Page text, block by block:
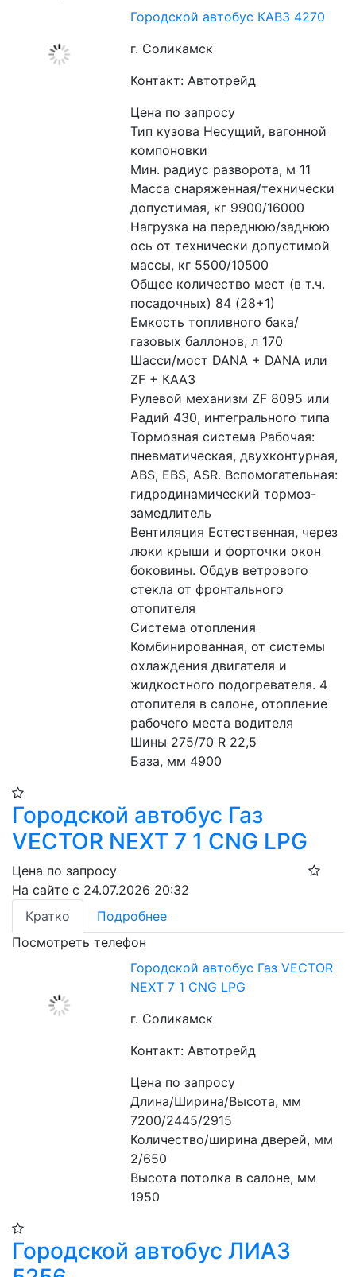
Городской автобус КАВЗ 4270
г. Соликамск
Контакт: Автотрейд
Цена по запросу
Тип кузова Несущий, вагонной
компоновки
Мин. радиус разворота, м 11
Масса снаряженная/технически
допустимая, кг 9900/16000
Нагрузка на переднюю/заднюю
ось от технически допустимой
массы, кг 5500/10500
Общее количество мест (в т.ч.
посадочных) 84 (28+1)
Емкость топливного бака/
газовых баллонов, л 170
Шасси/мост DANA + DANA или
ZF + КААЗ
Рулевой механизм ZF 8095 или
Радий 430, интегрального типа
Тормозная система Рабочая:
пневматическая, двухконтурная,
ABS, EBS, ASR. Вспомогательная:
гидродинамический тормоз-
замедлитель
Вентиляция Естественная, через
люки крыши и форточки окон
боковины. Обдув ветрового
стекла от фронтального
отопителя
Система отопления
Комбинированная, от системы
охлаждения двигателя и
жидкостного подогревателя. 4
отопителя в салоне, отопление
рабочего места водителя
Шины 275/70 R 22,5
База, мм 4900
Городской автобус Газ
VECTOR NEXT 7 1 CNG LPG
Цена по запросу
На сайте с 24.07.2026 20:32
Кратко
Подробнее
Посмотреть телефон
Городской автобус Газ VECTOR
NEXT 7 1 CNG LPG
г. Соликамск
Контакт: Автотрейд
Цена по запросу
Длина/Ширина/Высота, мм
7200/2445/2915
Количество/ширина дверей, мм
2/650
Высота потолка в салоне, мм
1950
Городской автобус ЛИАЗ